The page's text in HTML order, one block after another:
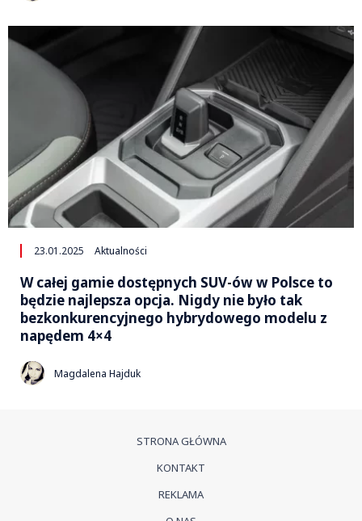
23.01.2025 Aktualności
W całej gamie dostępnych SUV-ów w Polsce to
będzie najlepsza opcja. Nigdy nie było tak
bezkonkurencyjnego hybrydowego modelu z
napędem 4×4
Magdalena Hajduk
STRONA GŁÓWNA
KONTAKT
REKLAMA